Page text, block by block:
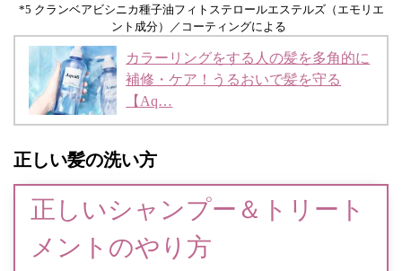
*5 クランベアビシニカ種子油フィトステロールエステルズ（エモリエ
ント成分）／コーティングによる
カラーリングをする人の髪を多角的に
補修・ケア！うるおいで髪を守る
【Aq…
正しい髪の洗い方
正しいシャンプー＆トリート
メントのやり方